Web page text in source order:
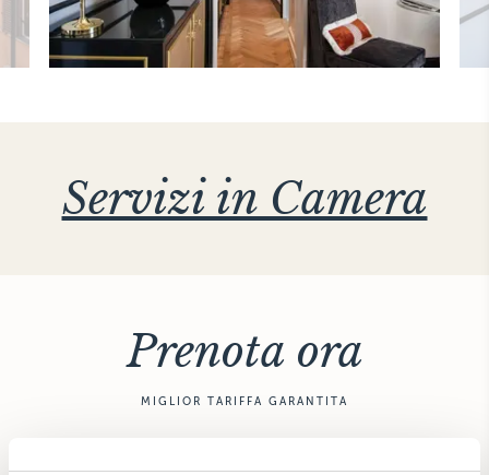
Servizi in Camera
Prenota ora
MIGLIOR TARIFFA GARANTITA